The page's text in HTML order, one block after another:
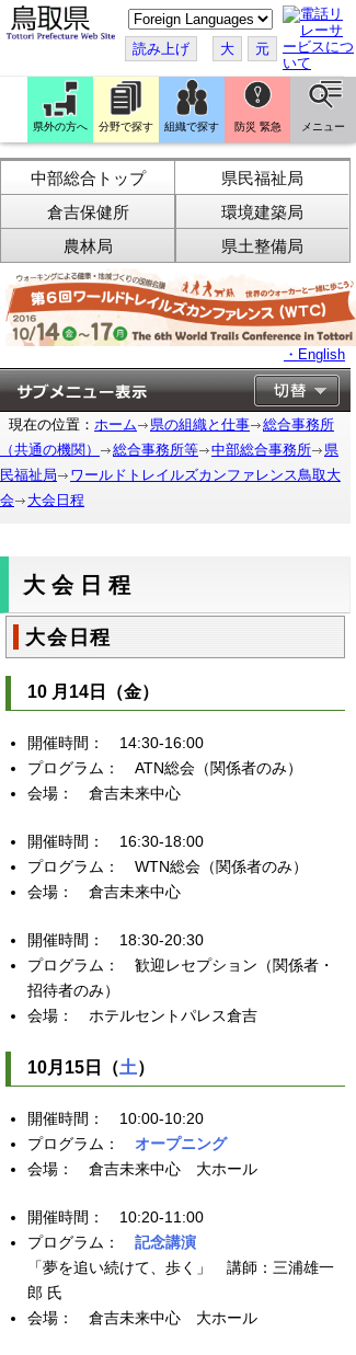
こ
の
ペ
ー
ジ
を
翻
訳
す
る
読み上げ 大 元
県外の方へ 分野で探す 組織で探す 防災 緊急 メニュー
中部総合トップ
県民福祉局
倉吉保健所
環境建築局
農林局
県土整備局
・English
現在の位置： ホーム 県の組織と仕事
総合事務所
（共通の機関）
総合事務所等 中部総合事務所
県
民福祉局
ワールドトレイルズカンファレンス鳥取大
会
大会日程
大会日程
大会日程
10 月14日（金）
14:30-16:00
ATN総会（関係者のみ）
倉吉未来中心
16:30-18:00
WTN総会（関係者のみ）
倉吉未来中心
18:30-20:30
歓迎レセプション（関係者・
招待者のみ）
ホテルセントパレス倉吉
10月15日（土）
10:00-10:20
オープニング
倉吉未来中心 大ホール
10:20-11:00
記念講演
「夢を追い続けて、歩く」 講師：三浦雄一
郎 氏
倉吉未来中心 大ホール